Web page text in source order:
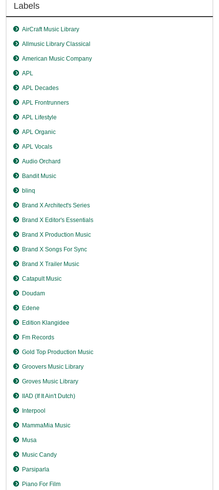
Labels
AirCraft Music Library
Allmusic Library Classical
American Music Company
APL
APL Decades
APL Frontrunners
APL Lifestyle
APL Organic
APL Vocals
Audio Orchard
Bandit Music
blinq
Brand X Architect's Series
Brand X Editor's Essentials
Brand X Production Music
Brand X Songs For Sync
Brand X Trailer Music
Catapult Music
Doudam
Edene
Edition Klangidee
Fm Records
Gold Top Production Music
Groovers Music Library
Groves Music Library
IIAD (If It Ain't Dutch)
Interpool
MammaMia Music
Musa
Music Candy
Parsiparla
Piano For Film